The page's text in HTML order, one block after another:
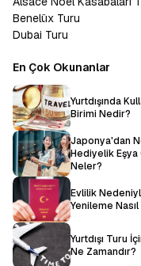
Benelüx Turu
Dubai Turu
En Çok Okunanlar
Yurtdışında
Birimi Nedir?
Japonya'dan
Hediyelik
Neler?
Evlilik
Yenileme Nasıl
Yurtdışı Turu
Ne Zamandır?